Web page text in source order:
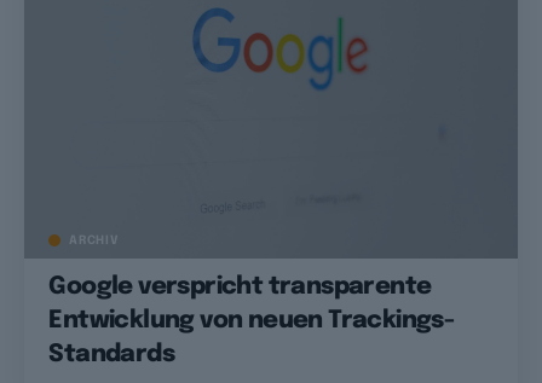
ARCHIV
Google verspricht transparente
Entwicklung von neuen Trackings-
Standards